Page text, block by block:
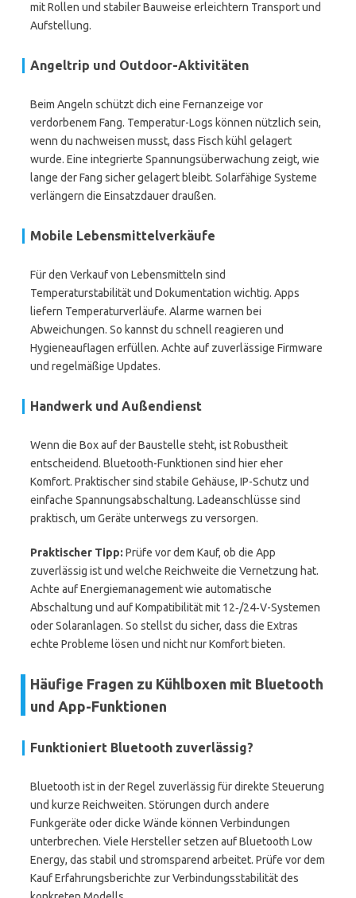
mit Rollen und stabiler Bauweise erleichtern Transport und
Aufstellung.
Angeltrip und Outdoor-Aktivitäten
Beim Angeln schützt dich eine Fernanzeige vor
verdorbenem Fang. Temperatur-Logs können nützlich sein,
wenn du nachweisen musst, dass Fisch kühl gelagert
wurde. Eine integrierte Spannungsüberwachung zeigt, wie
lange der Fang sicher gelagert bleibt. Solarfähige Systeme
verlängern die Einsatzdauer draußen.
Mobile Lebensmittelverkäufe
Für den Verkauf von Lebensmitteln sind
Temperaturstabilität und Dokumentation wichtig. Apps
liefern Temperaturverläufe. Alarme warnen bei
Abweichungen. So kannst du schnell reagieren und
Hygieneauflagen erfüllen. Achte auf zuverlässige Firmware
und regelmäßige Updates.
Handwerk und Außendienst
Wenn die Box auf der Baustelle steht, ist Robustheit
entscheidend. Bluetooth-Funktionen sind hier eher
Komfort. Praktischer sind stabile Gehäuse, IP-Schutz und
einfache Spannungsabschaltung. Ladeanschlüsse sind
praktisch, um Geräte unterwegs zu versorgen.
Praktischer Tipp: Prüfe vor dem Kauf, ob die App
zuverlässig ist und welche Reichweite die Vernetzung hat.
Achte auf Energiemanagement wie automatische
Abschaltung und auf Kompatibilität mit 12‑/24‑V-Systemen
oder Solaranlagen. So stellst du sicher, dass die Extras
echte Probleme lösen und nicht nur Komfort bieten.
Häufige Fragen zu Kühlboxen mit Bluetooth
und App-Funktionen
Funktioniert Bluetooth zuverlässig?
Bluetooth ist in der Regel zuverlässig für direkte Steuerung
und kurze Reichweiten. Störungen durch andere
Funkgeräte oder dicke Wände können Verbindungen
unterbrechen. Viele Hersteller setzen auf Bluetooth Low
Energy, das stabil und stromsparend arbeitet. Prüfe vor dem
Kauf Erfahrungsberichte zur Verbindungsstabilität des